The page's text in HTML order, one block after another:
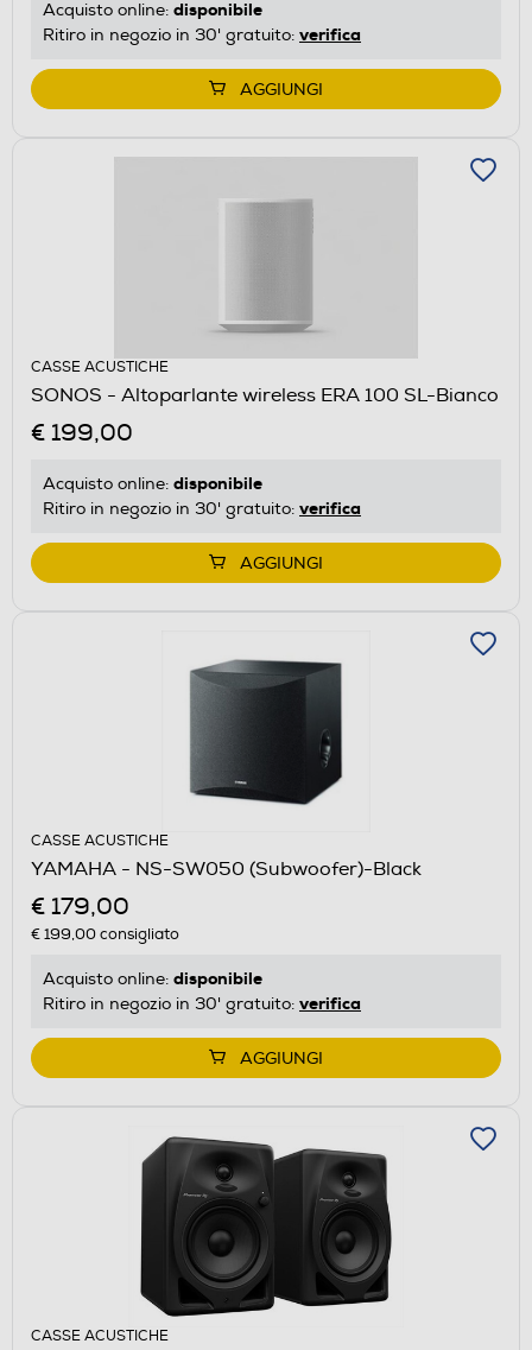
Acquisto online: disponibile
Ritiro in negozio in 30' gratuito: verifica
AGGIUNGI
CASSE ACUSTICHE
SONOS - Altoparlante wireless ERA 100 SL-Bianco
€ 199,00
Acquisto online: disponibile
Ritiro in negozio in 30' gratuito: verifica
AGGIUNGI
CASSE ACUSTICHE
YAMAHA - NS-SW050 (Subwoofer)-Black
€ 179,00
€ 199,00consigliato
Acquisto online: disponibile
Ritiro in negozio in 30' gratuito: verifica
AGGIUNGI
CASSE ACUSTICHE